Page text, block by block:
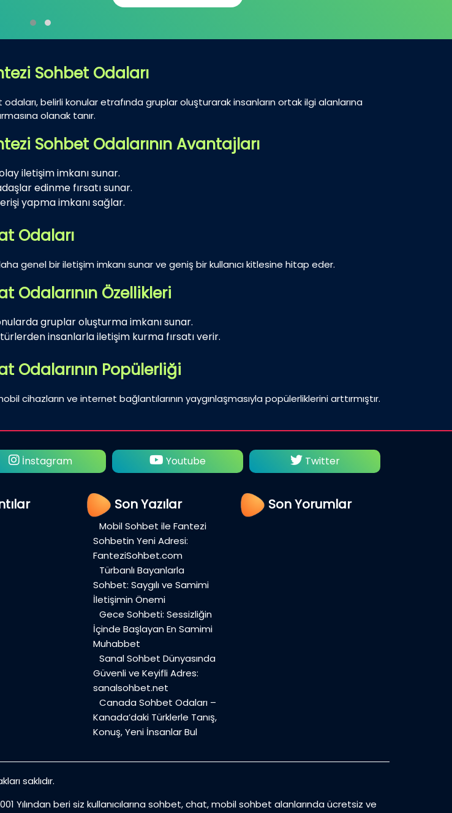
Sohbet Odaları
belirli konular etrafında gruplar oluşturarak insanların ortak ilgi alanlarına
olanak tanır.
Sohbet Odalarının Avantajları
iletişim imkanı sunar.
edinme fırsatı sunar.
yapma imkanı sağlar.
Odaları
genel bir iletişim imkanı sunar ve geniş bir kullanıcı kitlesine hitap eder.
Odalarının Özellikleri
gruplar oluşturma imkanı sunar.
insanlarla iletişim kurma fırsatı verir.
Odalarının Popülerliği
cihazların ve internet bağlantılarının yaygınlaşmasıyla popülerliklerini arttırmıştır.
İnstagram Youtube Twitter
Son Yazılar
Mobil Sohbet ile Fantezi
Sohbetin Yeni Adresi:
FanteziSohbet.com
Türbanlı Bayanlarla
Sohbet: Saygılı ve Samimi
İletişimin Önemi
Gece Sohbeti: Sessizliğin
İçinde Başlayan En Samimi
Muhabbet
Sanal Sohbet Dünyasında
Güvenli ve Keyifli Adres:
sanalsohbet.net
Canada Sohbet Odaları –
Kanada’daki Türklerle Tanış,
Konuş, Yeni İnsanlar Bul
Son Yorumlar
saklıdır.
Yılından beri siz kullanıcılarına sohbet, chat, mobil sohbet alanlarında ücretsiz ve